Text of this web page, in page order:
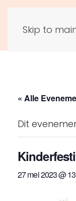
Skip to
« Alle
Dit
27 mei 2023 @